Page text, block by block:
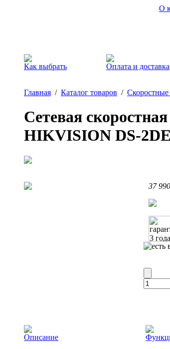
О
Как выбрать Оплата и доставка
Главная / Каталог товаров /
Сетевая
HIKVISION DS-
37
Описание